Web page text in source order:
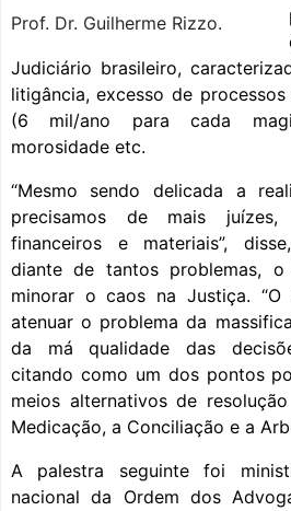
Prof. Dr. Guilherme Rizzo.
Judiciário brasileiro,
litigância, excesso de
(6 mil/ano para cada
morosidade etc.
“Mesmo sendo delicada a
precisamos de mais juízes,
financeiros e materiais”,
diante de tantos problemas,
minorar o caos na Justiça.
atenuar o problema da
da má qualidade das
citando como um dos pontos
meios alternativos de
Medicação, a Conciliação e a
A palestra seguinte foi
nacional da Ordem dos